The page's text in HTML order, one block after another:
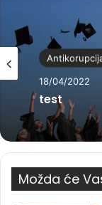
18/04/2022
test
Možda će